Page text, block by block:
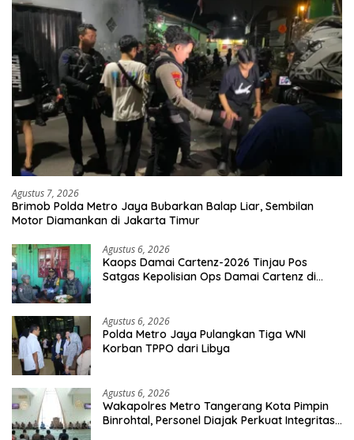
Agustus 7, 2026
Brimob Polda Metro Jaya Bubarkan Balap Liar, Sembilan
Motor Diamankan di Jakarta Timur
Agustus 6, 2026
Kaops Damai Cartenz-2026 Tinjau Pos
Satgas Kepolisian Ops Damai Cartenz di
Agustus 6, 2026
Polda Metro Jaya Pulangkan Tiga WNI
Korban TPPO dari Libya
Agustus 6, 2026
Wakapolres Metro Tangerang Kota Pimpin
Binrohtal, Personel Diajak Perkuat Integritas